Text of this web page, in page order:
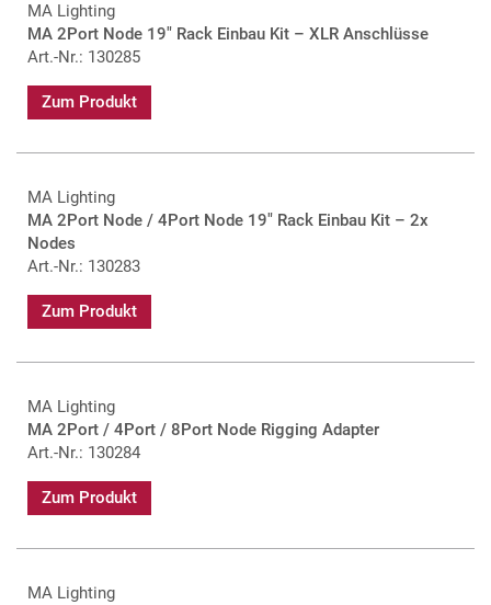
MA Lighting
MA 2Port Node 19" Rack Einbau Kit – XLR Anschlüsse
Art.-Nr.: 130285
Zum Produkt
MA Lighting
MA 2Port Node / 4Port Node 19" Rack Einbau Kit – 2x
Nodes
Art.-Nr.: 130283
Zum Produkt
MA Lighting
MA 2Port / 4Port / 8Port Node Rigging Adapter
Art.-Nr.: 130284
Zum Produkt
MA Lighting